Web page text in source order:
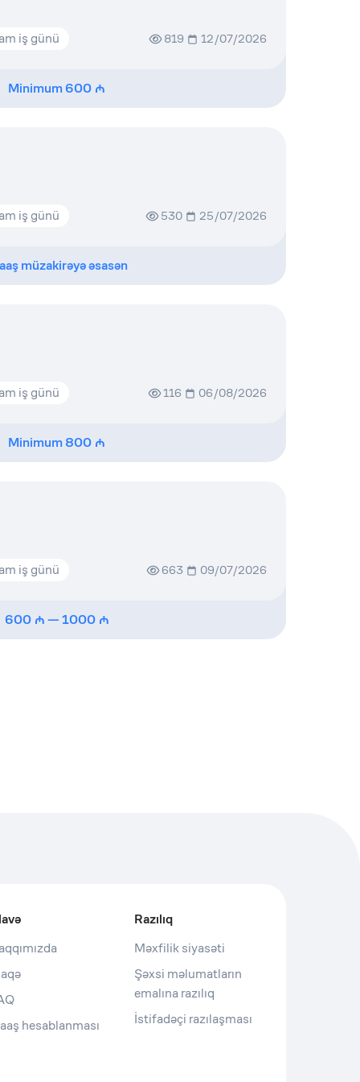
iş günü 819 12/07/2026
Minimum600
iş günü 530 25/07/2026
müzakirəyə əsasən
iş günü 116 06/08/2026
Minimum800
iş günü 663 09/07/2026
600 —1000
hesablanması
Razılıq
Məxfilik siyasəti
Şəxsi məlumatların
emalına razılıq
İstifadəçi razılaşması